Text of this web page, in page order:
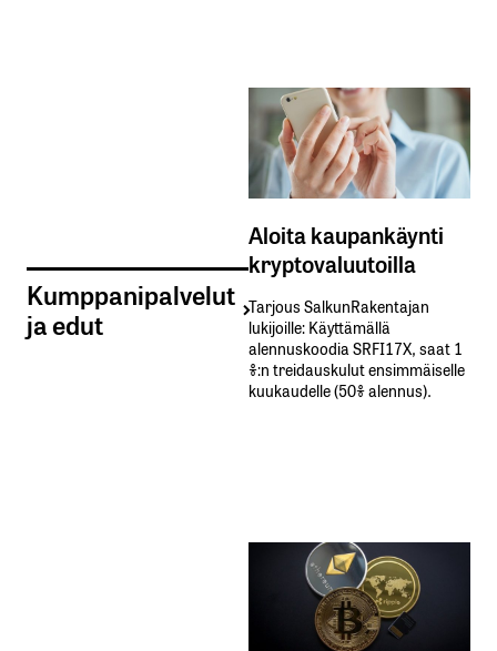
Kumppanipalvelut
ja edut
Aloita kaupankäynti
kryptovaluutoilla
Tarjous SalkunRakentajan
lukijoille: Käyttämällä​ ​
alennuskoodia​ ​SRFI17X,​ ​saat​ ​1
%:n treidauskulut​ ​ensimmäiselle​ ​
kuukaudelle​ ​(50%​ ​alennus).